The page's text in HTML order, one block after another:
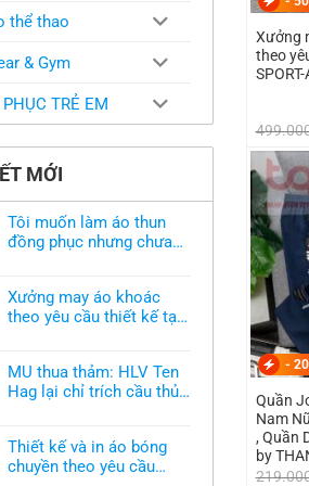
thể thao
& Gym
TRẺ EM
MỚI
Tôi muốn làm áo thun
đồng phục nhưng chưa
bình
luận
ở
áo
thun
đồng
có
mẫu
thì
Xưởng may áo khoác
theo yêu cầu thiết kế tại
bình
luận
ở
Xưởng
khoác
theo
yêu
MU thua thảm: HLV Ten
Hag lại chỉ trích cầu thủ,
bình
luận
ở
Thiết kế và in áo bóng
chuyền theo yêu cầu
Xưởng
theo
-
Quần
Nam
, Quần
by